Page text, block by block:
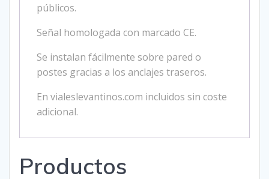
públicos.
Señal homologada con marcado CE.
Se instalan fácilmente sobre pared o
postes gracias a los anclajes traseros.
En vialeslevantinos.com incluidos sin coste
adicional.
Productos